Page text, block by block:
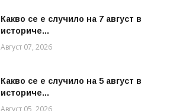
Какво се е случило на 7 август в
историче...
Август 07, 2026
Какво се е случило на 5 август в
историче...
Август 05, 2026